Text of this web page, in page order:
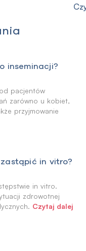
inseminacji?
pacjentów
zarówno u kobiet,
przyjmowanie
in vitro?
in vitro.
zdrowotnej
Czytaj dalej